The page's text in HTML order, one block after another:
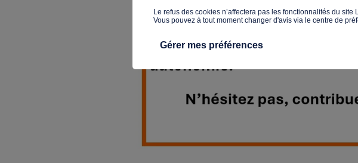
​Le refus des cookies n’affectera pas les fonctionnalités du
Vous pouvez à tout moment changer d'avis via le centre de
Gérer mes préférences